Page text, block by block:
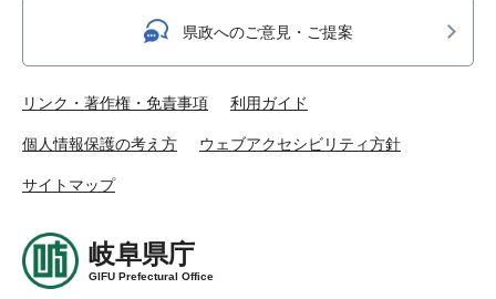
県政へのご意見・ご提案
リンク・著作権・免責事項 利用ガイド
個人情報保護の考え方 ウェブアクセシビリティ方針
サイトマップ
岐阜県庁
GIFU Prefectural Office